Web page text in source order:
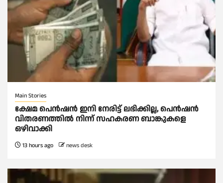
Main Stories
ക്ഷേമ പെൻഷൻ ഇനി നേരിട്ട് ലഭിക്കില്ല, പെൻഷൻ
വിതരണത്തില്‍ നിന്ന് സഹകരണ ബാങ്കുകളെ
ഒഴിവാക്കി
13 hours ago news desk